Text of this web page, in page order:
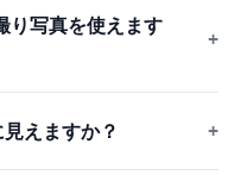
り写真を使えます
+
えますか？ +